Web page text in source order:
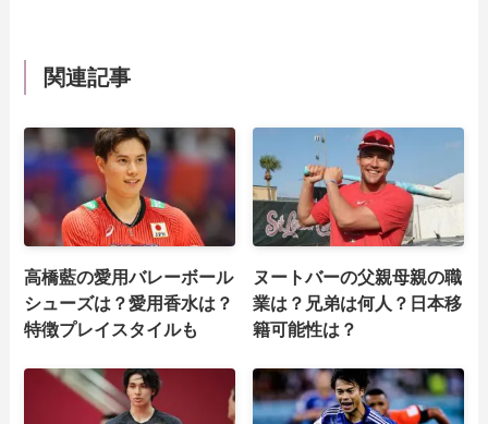
関連記事
高橋藍の愛用バレーボール
シューズは？愛用香水は？
特徴プレイスタイルも
ヌートバーの父親母親の職
業は？兄弟は何人？日本移
籍可能性は？